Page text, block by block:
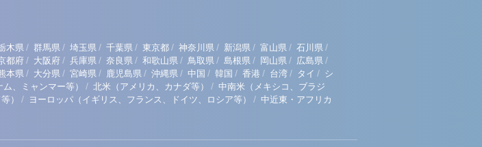
木県 / 群馬県 / 埼玉県 / 千葉県 / 東京都 / 神奈川県 / 新潟県 / 富山県 / 石川県 /
都府 / 大阪府 / 兵庫県 / 奈良県 / 和歌山県 / 鳥取県 / 島根県 / 岡山県 / 広島県 /
本県 / 大分県 / 宮崎県 / 鹿児島県 / 沖縄県 / 中国 / 韓国 / 香港 / 台湾 / タイ / シ
、ミャンマー等） / 北米（アメリカ、カナダ等） / 中南米（メキシコ、ブラジ
） / ヨーロッパ（イギリス、フランス、ドイツ、ロシア等） / 中近東・アフリカ